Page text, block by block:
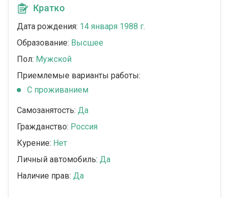
Кратко
Дата рождения: 14 января 1988 г.
Образование: Высшее
Пол: Мужской
Приемлемые варианты работы:
С проживанием
Самозанятость: Да
Гражданство: Россия
Курение: Нет
Личный автомобиль: Да
Наличие прав: Да